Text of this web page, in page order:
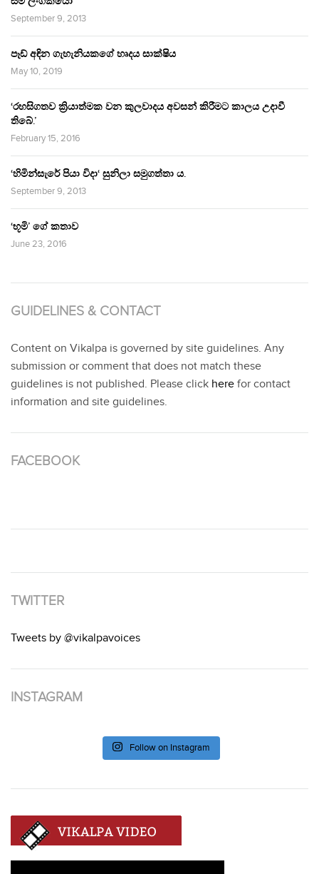
September 9, 2013
පෑඩ් අඳින ගැහැනියකගේ හෘදය සාක්ෂිය
May 10, 2019
‘රහසිගතව ක්‍රියාත්මක වන කුලවාදය අවසන් කිරීමට කාලය උදාවී
තිබේ.’
February 15, 2016
‘හිමින්සැරේ පියා විදා‘ සුනිලා සමුගත්තා ය.
September 9, 2013
‘භූමි’ ගේ කතාව
June 23, 2016
GUIDELINES & CONTACT
Content on Vikalpa is governed by site guidelines. Any
submission or comment that does not match these
guidelines is not published. Please click here for contact
information and site guidelines.
FACEBOOK
TWITTER
Tweets by @vikalpavoices
INSTAGRAM
Follow on Instagram